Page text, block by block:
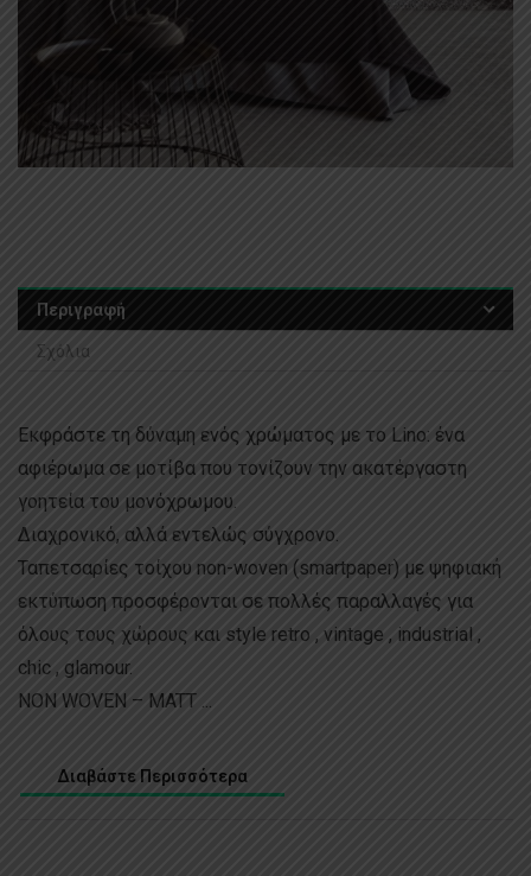
Περιγραφή
Σχόλια
Εκφράστε τη δύναμη ενός χρώματος με το Lino: ένα
αφιέρωμα σε μοτίβα που τονίζουν την ακατέργαστη
γοητεία του μονόχρωμου.
Διαχρονικό, αλλά εντελώς σύγχρονο.
Ταπετσαρίες τοίχου non-woven (smartpaper) με ψηφιακή
εκτύπωση προσφέρονται σε πολλές παραλλαγές για
όλους τους χώρους και style retro , vintage , industrial ,
chic , glamour.
NON WOVEN – MATT ...
Διαβάστε Περισσότερα